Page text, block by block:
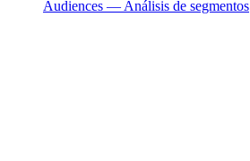
Audiences — Análisis de segmentos